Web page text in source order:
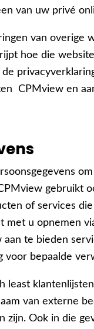
van uw privé
van overige
hoe die
CPMview en
gebruikt
of services
met u opnemen
te bieden
bepaalde
van externe
zijn. Ook in die